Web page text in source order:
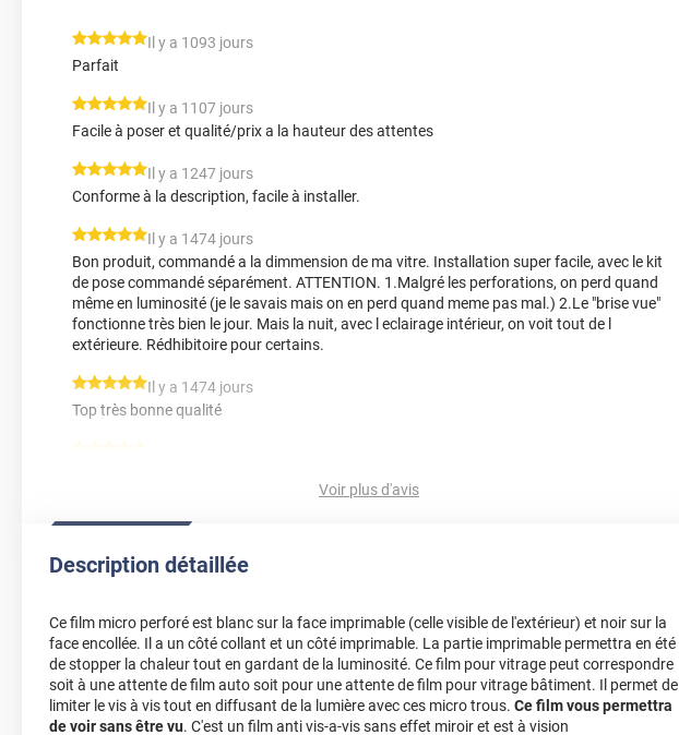
*****
Il y a 1093 jours
Parfait
*****
Il y a 1107 jours
Facile à poser et qualité/prix a la hauteur des attentes
*****
Il y a 1247 jours
Conforme à la description, facile à installer.
*****
Il y a 1474 jours
Bon produit, commandé a la dimmension de ma vitre. Installation super facile, avec le kit
de pose commandé séparément. ATTENTION. 1.Malgré les perforations, on perd quand
même en luminosité (je le savais mais on en perd quand meme pas mal.) 2.Le "brise vue"
fonctionne très bien le jour. Mais la nuit, avec l eclairage intérieur, on voit tout de l
extérieure. Rédhibitoire pour certains.
*****
Il y a 1474 jours
Top très bonne qualité
moyenne haute du marché. Ne changer rien, et à bientôt pour une nouvelle commande.
*****
Il y a 1540 jours
le matériau du film est un peu souple, ce qui le rend facile à découper et à poser. Le
l'extérieur (blanc). C'est juste dommage que ce film doive être posé côté extérieur
fenêtre.
*****
Il y a 1763 jours
le produit s applique relativement facilement à bonne température.j ai mis au final mon
camion au soleil.l application était plus facile et le séchage et la prise instantanée
Voir plus d'avis
Description détaillée
Ce film micro perforé est blanc sur la face imprimable (celle visible de l'extérieur) et noir sur la
face encollée. Il a un côté collant et un côté imprimable. La partie imprimable permettra en été
de stopper la chaleur tout en gardant de la luminosité. Ce film pour vitrage peut correspondre
soit à une attente de film auto soit pour une attente de film pour vitrage bâtiment. Il permet de
limiter le vis à vis tout en diffusant de la lumière avec ces micro trous. Ce film vous permettra
de voir sans être vu. C'est un film anti vis-a-vis sans effet miroir et est à vision